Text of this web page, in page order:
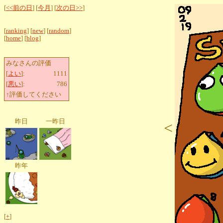
[<<前の日 ] [今月 ] [次の日>>]
[ranking] [new] [random]
[home] [blog]
みなさんの評価
[よい]:
1111
[悪い]:
786
↑評価してください
昨日 一昨日
昨年
[+]
<